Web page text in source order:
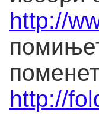
http://
http://